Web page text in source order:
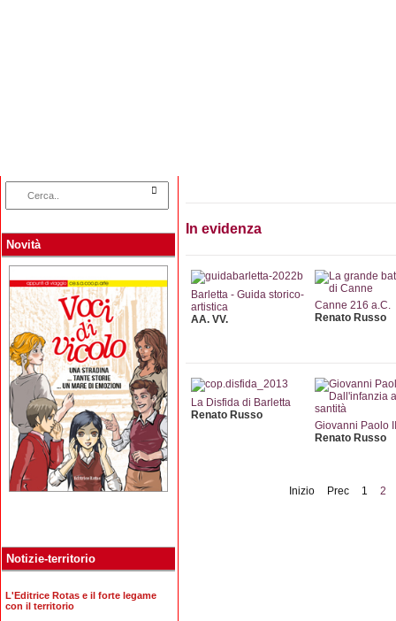
Novità
Notizie-territorio
L'Editrice Rotas e il forte legame
con il territorio
In evidenza
Barletta - Guida storico-
artistica
AA. VV.
Canne 216 a.C.
Renato Russo
La Disfida di Barletta
Renato Russo
Giovanni Paolo II
Renato Russo
Inizio Prec 1 2